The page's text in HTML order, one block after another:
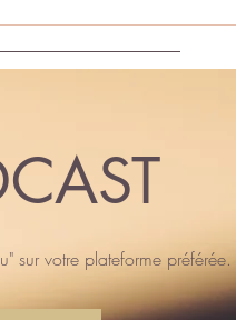
sur votre plateforme préférée.